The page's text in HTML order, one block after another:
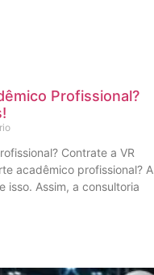
Profissional?
Contrate a VR
acadêmico profissional? A
isso. Assim, a consultoria